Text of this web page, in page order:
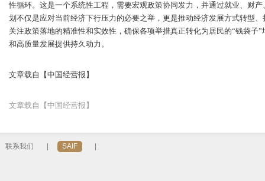
性循环。这是一个系统性工程，需要宏观政策协同发力，并通过就业、财
划不仅是应对当前经济下行压力的必要之举，更是推动经济发展方式转型
关注政策落地的精准性和实效性，确保各项举措真正转化为居民的“钱袋子
和高质量发展提供持久动力。
文章载自【中国经营报】
文章载自【中国经营报】
联系我们 SAIF